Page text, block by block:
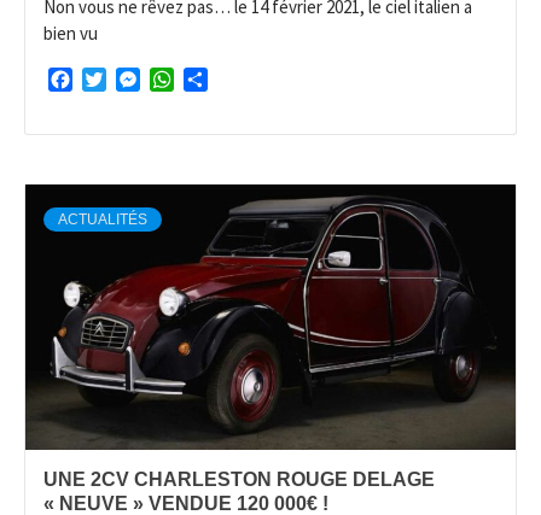
Non vous ne rêvez pas… le 14 février 2021, le ciel italien a
bien vu
FacebookTwitterMessengerWhatsApp
ACTUALITÉS
UNE 2CV CHARLESTON ROUGE DELAGE
« NEUVE » VENDUE 120 000€ !